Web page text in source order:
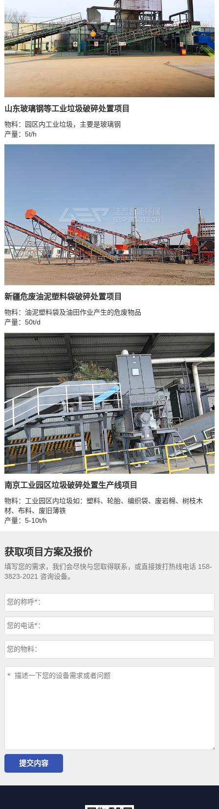
山东玻璃钢等工业垃圾破碎处置项目
物料：园区内工业垃圾，主要是玻璃钢
产量：5t/h
新疆危废油泥塑料袋破碎处置项目
物料：油泥塑料袋及油田作业产生的危废物品
产量：50t/d
南京工业园区垃圾破碎处置生产线项目
物料：工业园区内垃圾如：塑料、轮胎、编织袋、废岩棉、树枝木
材、布料、废旧薄铁
产量：5-10t/h
获取项目方案及报价
填写您的需求，我们会尽快与您取得联系，或直接拨打热线电话 158-
3823-2021 咨询设备。